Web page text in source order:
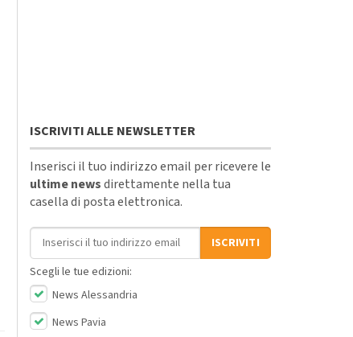
ISCRIVITI ALLE NEWSLETTER
Inserisci il tuo indirizzo email per ricevere le
ultime newsdirettamente nella tua
casella di posta elettronica.
Indirizzo email
ISCRIVITI
Scegli le tue edizioni:
News Alessandria
News Pavia